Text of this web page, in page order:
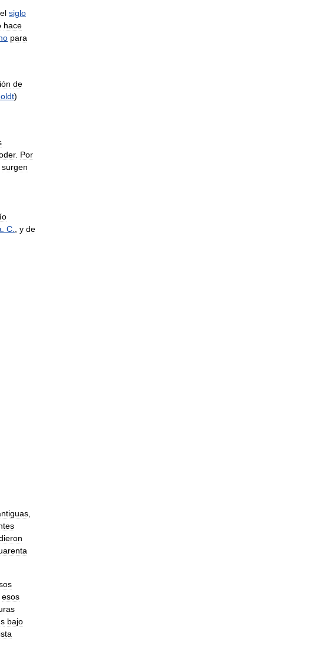
siglo
hace
para
de
)
. Por
surgen
C y de
esos
bajo